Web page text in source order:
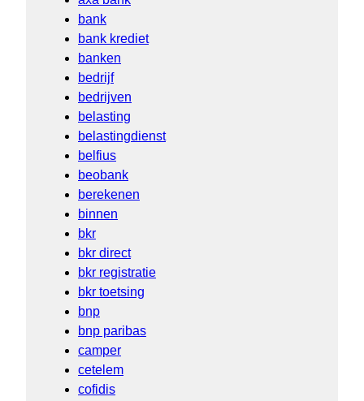
bank
bank krediet
banken
bedrijf
bedrijven
belasting
belastingdienst
belfius
beobank
berekenen
binnen
bkr
bkr direct
bkr registratie
bkr toetsing
bnp
bnp paribas
camper
cetelem
cofidis